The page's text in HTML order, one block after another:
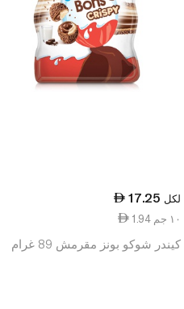
17.25 لكل
1.94 ١٠ جم
كيندر شوكو بونز مقرمش 89 غرام